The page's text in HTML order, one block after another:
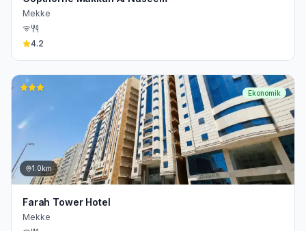
Mekke
4.2
Ekonomik
1.0km
Farah Tower Hotel
Mekke